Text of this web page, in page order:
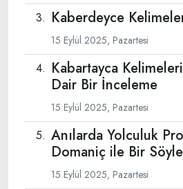
Kaberdeyce
15 Eylül 2025, Pazartesi
Kabartayca
Dair Bir İnceleme
15 Eylül 2025, Pazartesi
Anılarda Yolculuk
Domaniç ile Bir
15 Eylül 2025, Pazartesi